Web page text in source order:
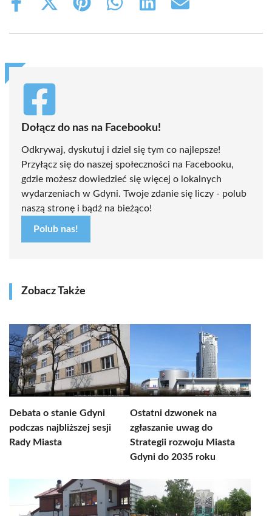
Share
Share
(Twitter)
Share
Share
Share
Share
Dołącz do nas na Facebooku!
Odkrywaj, dyskutuj i dziel się tym co najlepsze!
Przyłącz się do naszej społeczności na Facebooku,
gdzie możesz dowiedzieć się więcej o lokalnych
wydarzeniach w Gdyni. Twoje zdanie się liczy - polub
naszą stronę i bądź na bieżąco!
Polub nas!
Zobacz Także
Debata o stanie Gdyni
podczas najbliższej sesji
Rady Miasta
Ostatni dzwonek na
zgłaszanie uwag do
Strategii rozwoju Miasta
Gdyni do 2035 roku